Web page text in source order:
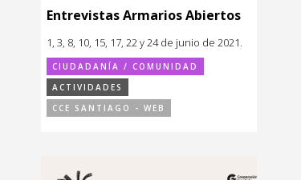
Entrevistas Armarios Abiertos
1, 3, 8, 10, 15, 17, 22 y 24 de junio de 2021.
CIUDADANÍA / COMUNIDAD
ACTIVIDADES
CCE SANTIAGO - WEB